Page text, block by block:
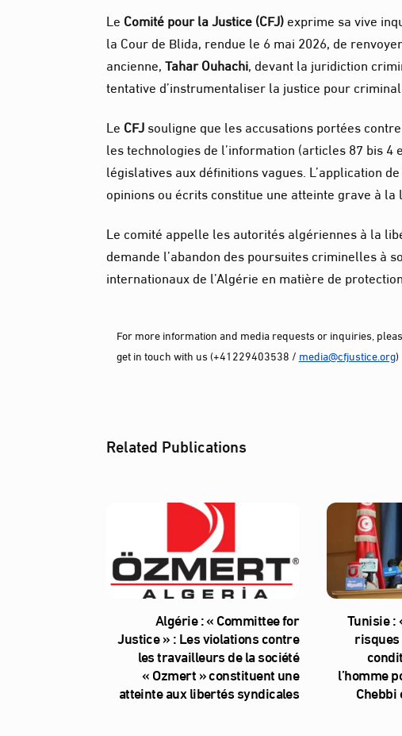
LeComité pour la Justice (CFJ)exprime sa vive
la Cour de Blida, rendue le 6 mai 2026, de
ancienne,Tahar Ouhachi, devant la juridiction
tentative d’instrumentaliser la justice pour
LeCFJsouligne que les accusations portées
les technologies de l’information (articles 87 bis
législatives aux définitions vagues. L’application
opinions ou écrits constitue une atteinte grave à
Le comité appelle les autorités algériennes à la
demande l’abandon des poursuites criminelles à
internationaux de l’Algérie en matière de
For more information and media requests or inquiries,
get in touch with us (+41229403538 / media@cfjustice.org)
Related Publications
Algérie : « Committee for
Justice » : Les violations contre
les travailleurs de la société
« Ozmert » constituent une
atteinte aux libertés syndicales
Tunisie :
l’homme